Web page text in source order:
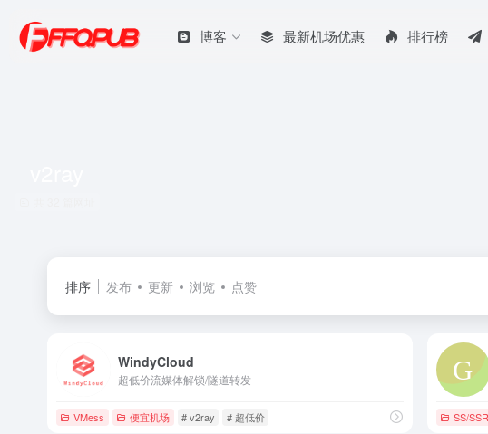
博客 最新机场优惠 排行榜
排序 发布 更新 浏览 点赞
WindyCloud
超低价流媒体解锁/隧道转发
VMess 便宜机场 # v2ray # 超低价 SS/SSR